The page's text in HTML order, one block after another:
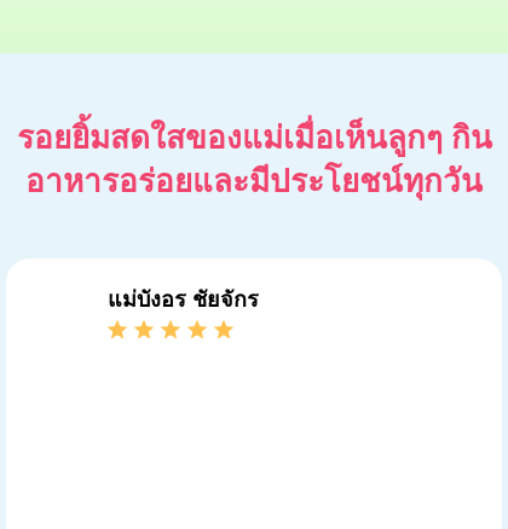
แอน'น
รอยยิ้มสดใสของแม่เมื่อเห็นลูกๆ กิน
อาหารอร่อยและมีประโยชน์ทุกวัน